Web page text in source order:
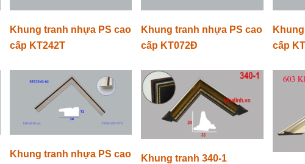
Khung tranh nhựa PS cao
cấp KT242T
Khung tranh nhựa PS cao
cấp KT072Đ
cấp
Khung tranh nhựa PS cao
Khung tranh 340-1